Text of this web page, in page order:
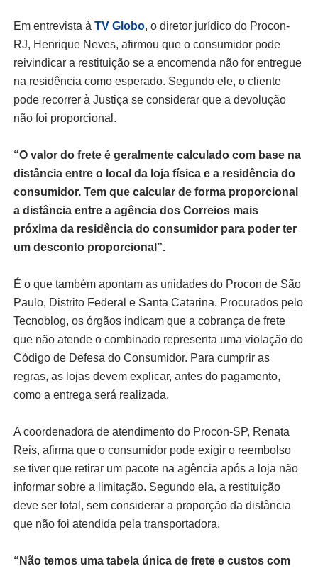
Em entrevista à TV Globo, o diretor jurídico do Procon-
RJ, Henrique Neves, afirmou que o consumidor pode
reivindicar a restituição se a encomenda não for entregue
na residência como esperado. Segundo ele, o cliente
pode recorrer à Justiça se considerar que a devolução
não foi proporcional.
“O valor do frete é geralmente calculado com base na
distância entre o local da loja física e a residência do
consumidor. Tem que calcular de forma proporcional
a distância entre a agência dos Correios mais
próxima da residência do consumidor para poder ter
um desconto proporcional”.
É o que também apontam as unidades do Procon de São
Paulo, Distrito Federal e Santa Catarina. Procurados pelo
Tecnoblog, os órgãos indicam que a cobrança de frete
que não atende o combinado representa uma violação do
Código de Defesa do Consumidor. Para cumprir as
regras, as lojas devem explicar, antes do pagamento,
como a entrega será realizada.
A coordenadora de atendimento do Procon-SP, Renata
Reis, afirma que o consumidor pode exigir o reembolso
se tiver que retirar um pacote na agência após a loja não
informar sobre a limitação. Segundo ela, a restituição
deve ser total, sem considerar a proporção da distância
que não foi atendida pela transportadora.
“Não temos uma tabela única de frete e custos com